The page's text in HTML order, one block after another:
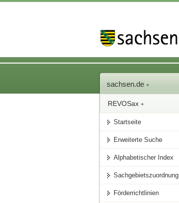
sachsen.de
REVOSax
Startseite
Erweiterte Suche
Alphabetischer Index
Sachgebietszuordnung
Förderrichtlinien